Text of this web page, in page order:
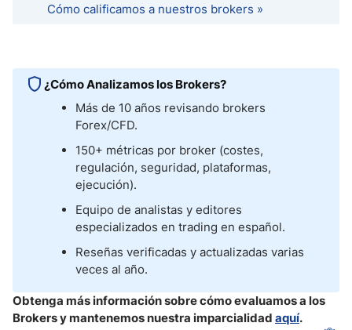
Cómo calificamos a nuestros brokers »
¿Cómo Analizamos los Brokers?
Más de 10 años revisando brokers
Forex/CFD.
150+ métricas por broker (costes,
regulación, seguridad, plataformas,
ejecución).
Equipo de analistas y editores
especializados en trading en español.
Reseñas verificadas y actualizadas varias
veces al año.
Obtenga más información sobre cómo evaluamos a los
Brokers y mantenemos nuestra imparcialidad aquí.